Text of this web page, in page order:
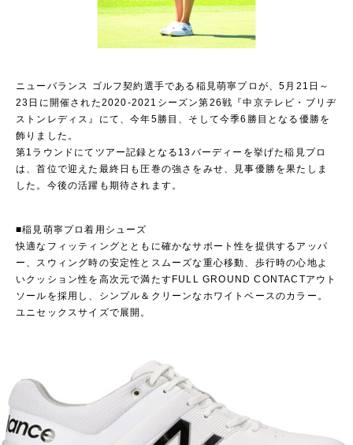
ニューバランス ゴルフ契約選手である稲見萌寧プロが、5月21日～
23日に開催された2020-2021シーズン第26戦『中京テレビ・ブリヂ
ストンレディス』にて、今年5勝目、そして今季6勝目となる優勝を
飾りました。
第1ラウンドにてツアー記録となる13バーディーを挙げた稲見プロ
は、首位で迎えた最終日も圧巻の強さをみせ、見事優勝を果たしま
した。今後の活躍も期待されます。
■稲見萌寧プロ着用シューズ
快適なフィッティングとともに確かなサポート性を提供するアッパ
ー、スウィング時の安定性とスムーズな重心移動、歩行時の心地よ
いクッション性を高次元で満たすFULL GROUND CONTACTアウト
ソールを採用し、シンプル＆クリーンなホワイトベースのカラー。
ユニセックスサイズで展開。